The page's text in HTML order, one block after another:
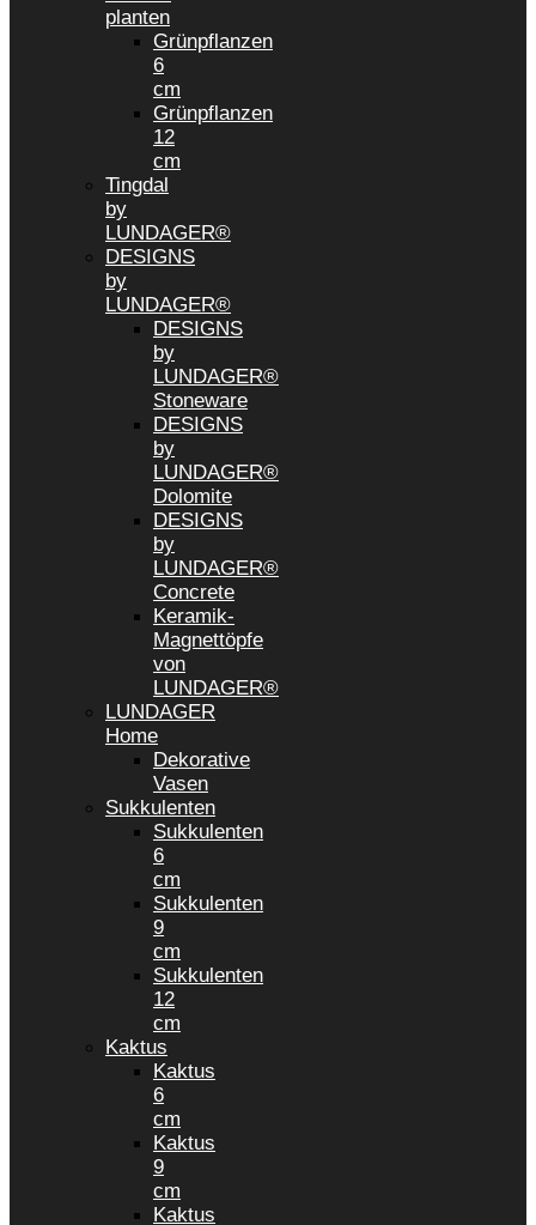
planten
Grünpflanzen
6
cm
Grünpflanzen
12
cm
Tingdal
by
LUNDAGER®
DESIGNS
by
LUNDAGER®
DESIGNS
by
LUNDAGER®
Stoneware
DESIGNS
by
LUNDAGER®
Dolomite
DESIGNS
by
LUNDAGER®
Concrete
Keramik-
Magnettöpfe
von
LUNDAGER®
LUNDAGER
Home
Dekorative
Vasen
Sukkulenten
Sukkulenten
6
cm
Sukkulenten
9
cm
Sukkulenten
12
cm
Kaktus
Kaktus
6
cm
Kaktus
9
cm
Kaktus